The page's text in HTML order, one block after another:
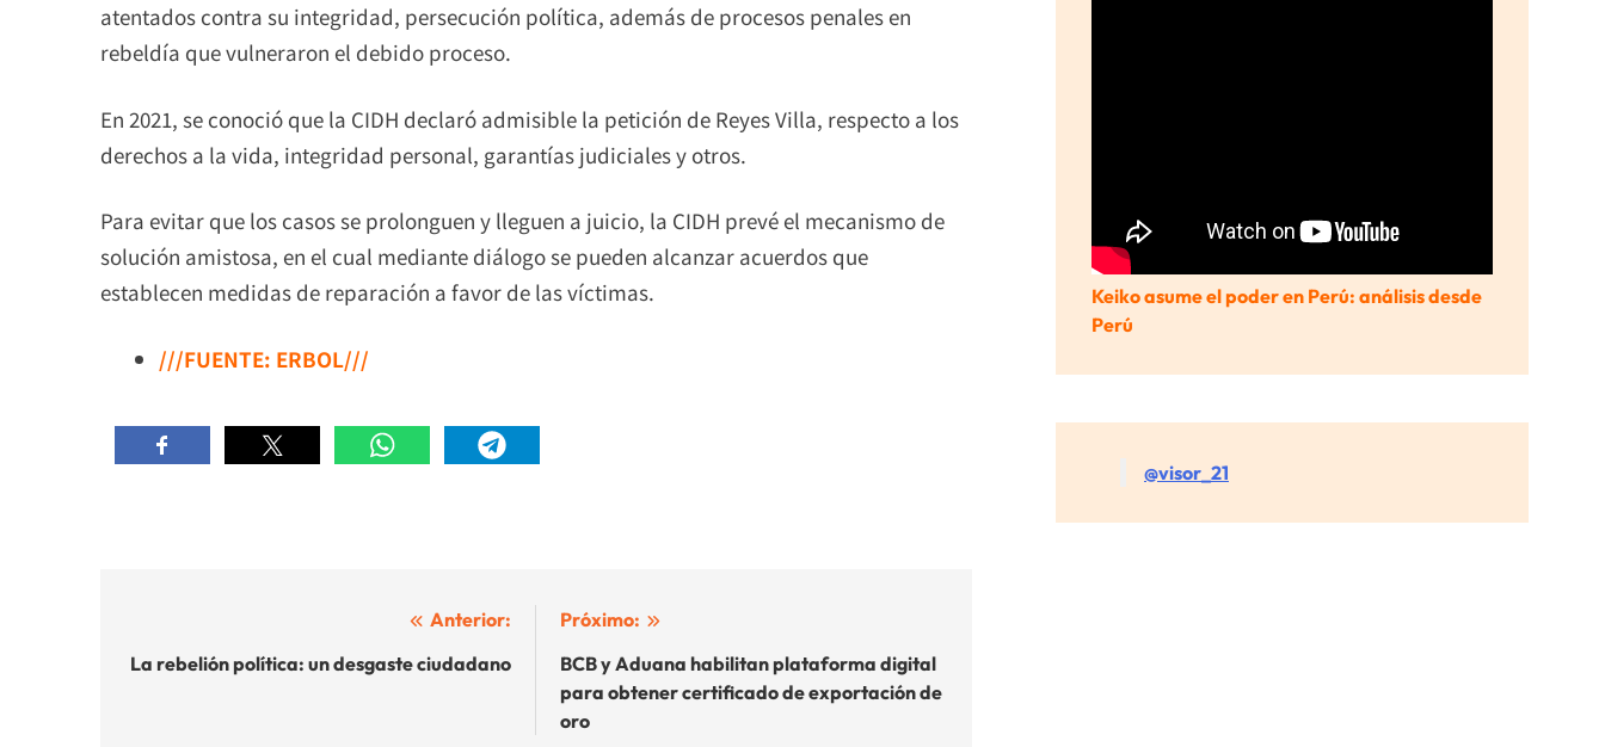
atentados contra su integridad, persecución política, además de procesos penales en
rebeldía que vulneraron el debido proceso.
En 2021, se conoció que la CIDH declaró admisible la petición de Reyes Villa, respecto a los
derechos a la vida, integridad personal, garantías judiciales y otros.
Para evitar que los casos se prolonguen y lleguen a juicio, la CIDH prevé el mecanismo de
solución amistosa, en el cual mediante diálogo se pueden alcanzar acuerdos que
establecen medidas de reparación a favor de las víctimas.
///FUENTE: ERBOL///
de
Anterior:
La rebelión política: un desgaste ciudadano
Próximo:
BCB y Aduana habilitan plataforma digital
para obtener certificado de exportación de
oro
Keiko asume el poder en Perú: análisis desde
Perú
@visor_21